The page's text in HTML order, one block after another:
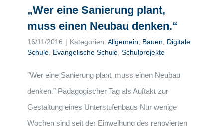
„Wer eine Sanierung plant,
muss einen Neubau denken.“
16/11/2016 | Kategorien: Allgemein Bauen
Digitale
Schule Evangelische Schule Schulprojekte
"Wer eine Sanierung plant, muss einen Neubau
denken." Pädagogischer Tag als Auftakt zur
Gestaltung eines Unterstufenbaus Nur wenige
Wochen sind seit der Einweihung des renovierten